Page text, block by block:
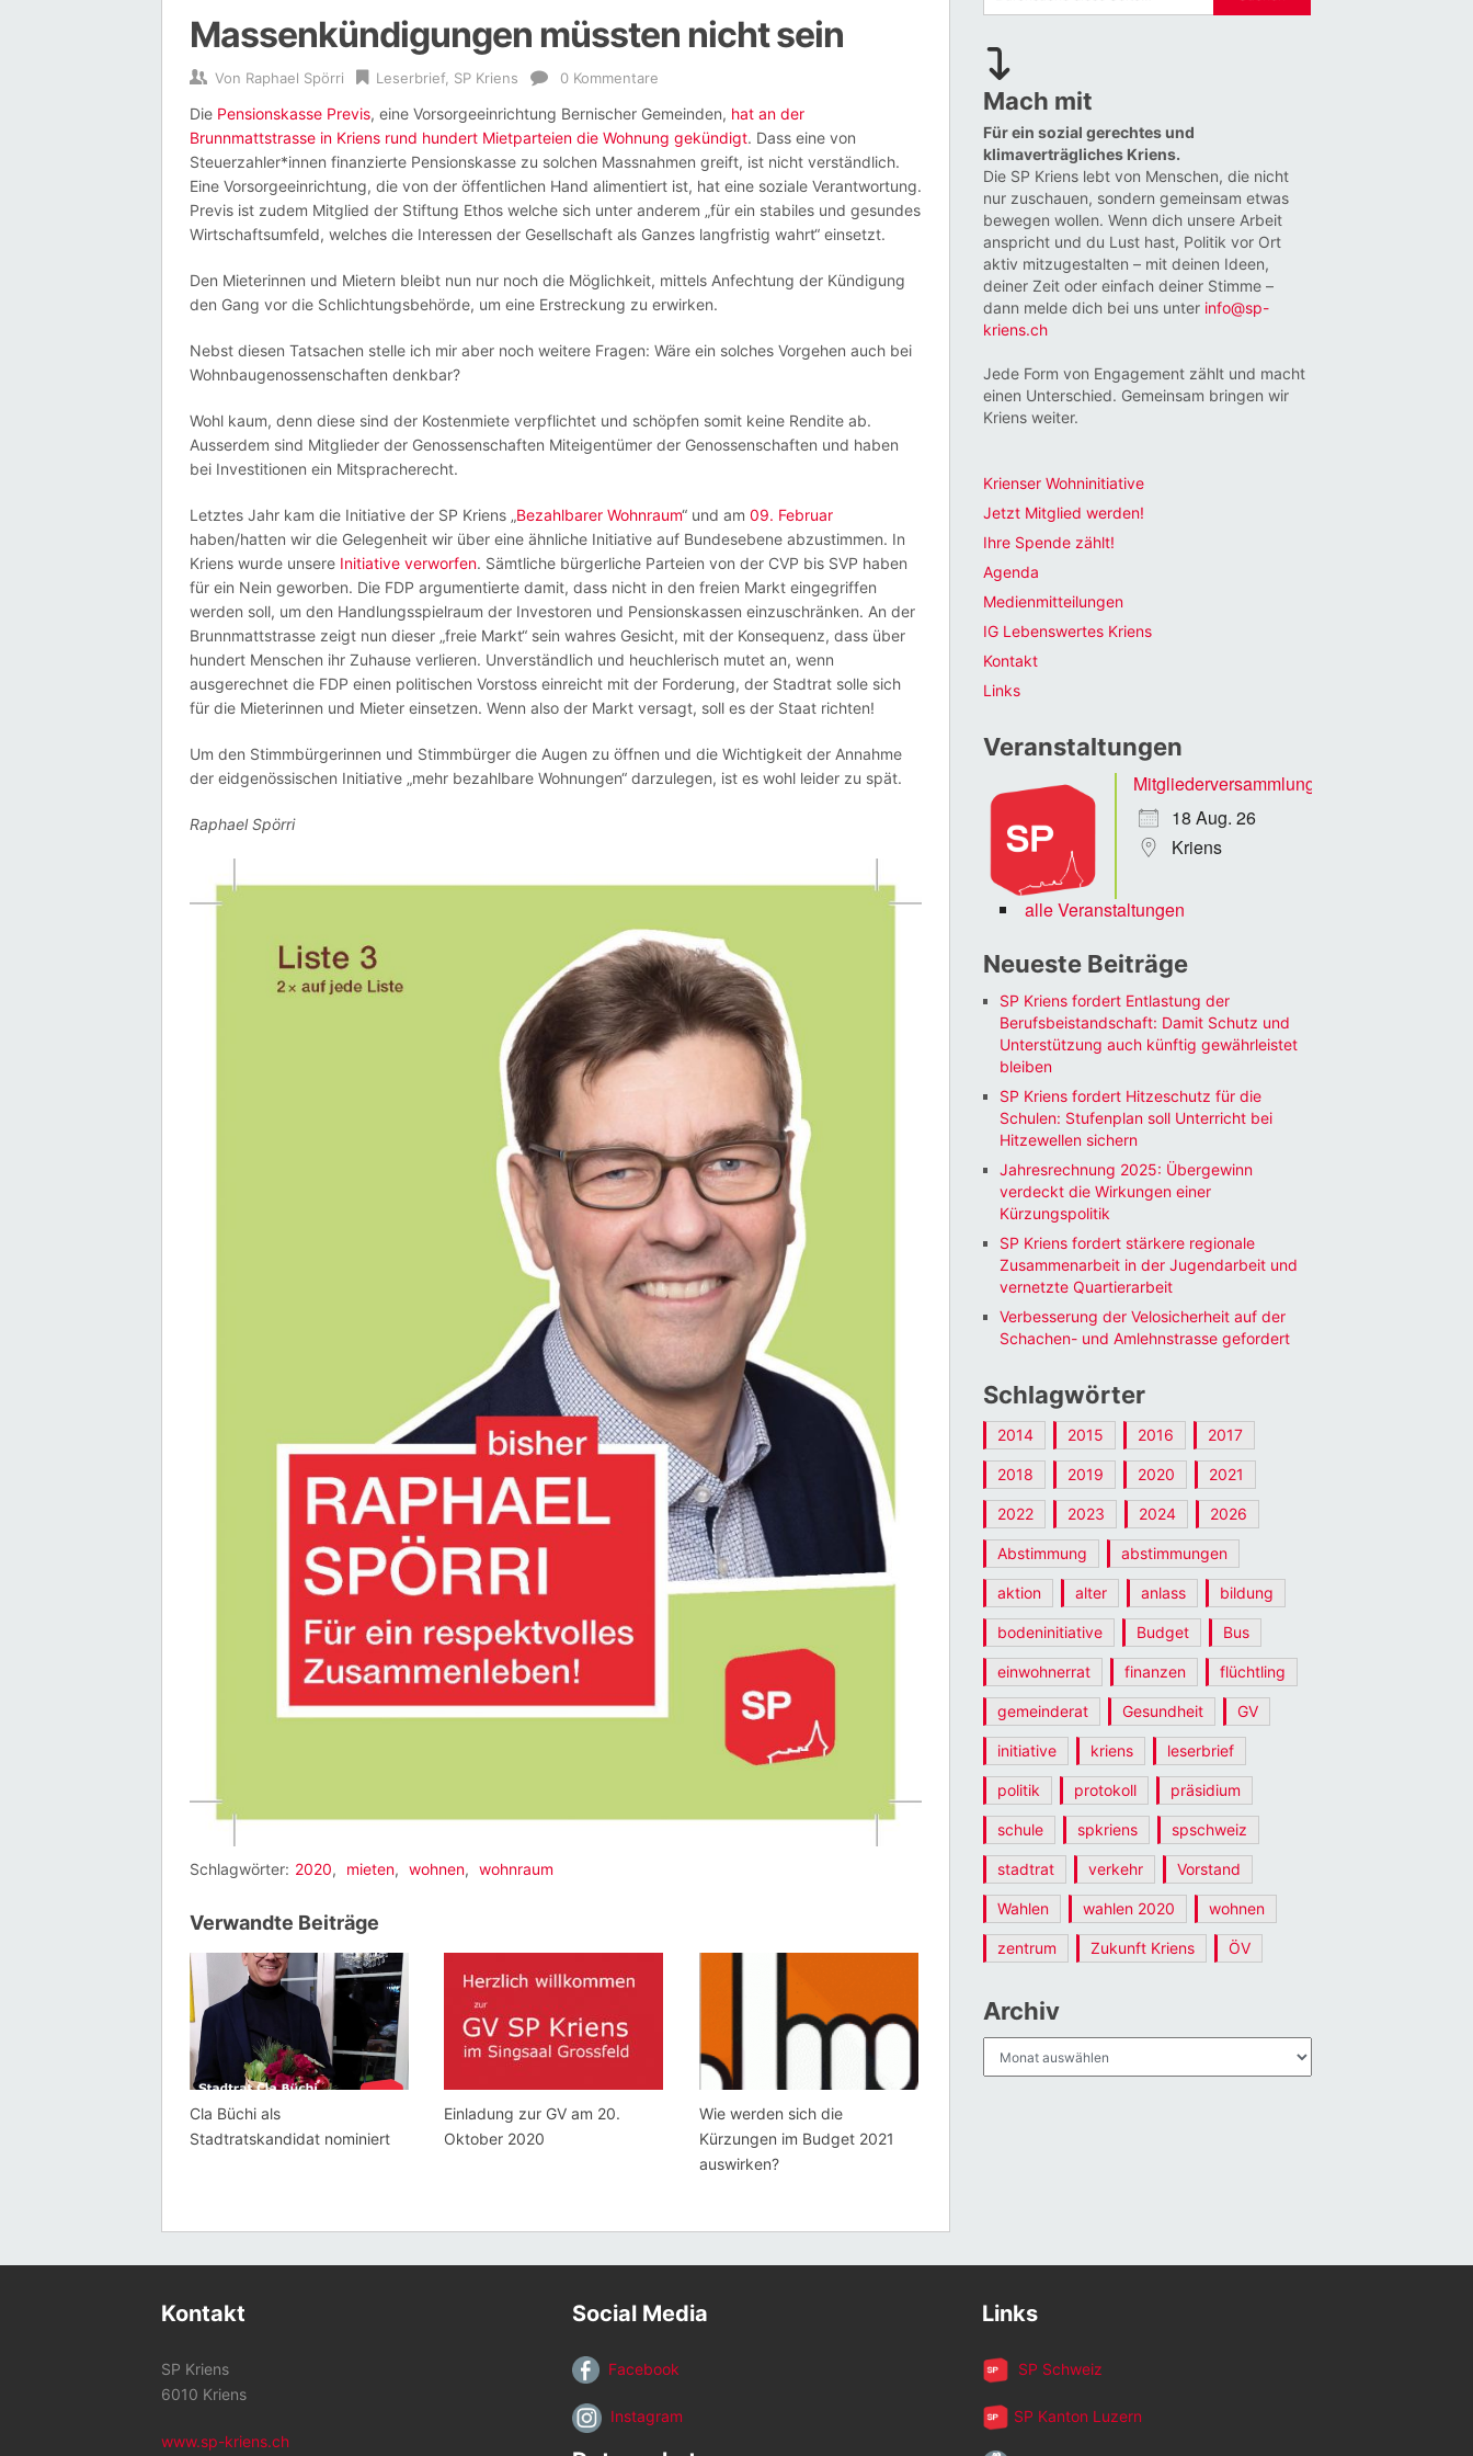
Massenkündigungen müssten nicht sein
Von Raphael Spörri Leserbrief, SP Kriens 0 Kommentare
Die Pensionskasse Previs, eine Vorsorgeeinrichtung Bernischer Gemeinden, hat an der
Brunnmattstrasse in Kriens rund hundert Mietparteien die Wohnung gekündigt. Dass eine von
Steuerzahler*innen finanzierte Pensionskasse zu solchen Massnahmen greift, ist nicht verständlich.
Eine Vorsorgeeinrichtung, die von der öffentlichen Hand alimentiert ist, hat eine soziale Verantwortung.
Previs ist zudem Mitglied der Stiftung Ethos welche sich unter anderem „für ein stabiles und gesundes
Wirtschaftsumfeld, welches die Interessen der Gesellschaft als Ganzes langfristig wahrt“ einsetzt.
Den Mieterinnen und Mietern bleibt nun nur noch die Möglichkeit, mittels Anfechtung der Kündigung
den Gang vor die Schlichtungsbehörde, um eine Erstreckung zu erwirken.
Nebst diesen Tatsachen stelle ich mir aber noch weitere Fragen: Wäre ein solches Vorgehen auch bei
Wohnbaugenossenschaften denkbar?
Wohl kaum, denn diese sind der Kostenmiete verpflichtet und schöpfen somit keine Rendite ab.
Ausserdem sind Mitglieder der Genossenschaften Miteigentümer der Genossenschaften und haben
bei Investitionen ein Mitspracherecht.
Letztes Jahr kam die Initiative der SP Kriens „Bezahlbarer Wohnraum“ und am 09. Februar
haben/hatten wir die Gelegenheit wir über eine ähnliche Initiative auf Bundesebene abzustimmen. In
Kriens wurde unsere Initiative verworfen. Sämtliche bürgerliche Parteien von der CVP bis SVP haben
für ein Nein geworben. Die FDP argumentierte damit, dass nicht in den freien Markt eingegriffen
werden soll, um den Handlungsspielraum der Investoren und Pensionskassen einzuschränken. An der
Brunnmattstrasse zeigt nun dieser „freie Markt“ sein wahres Gesicht, mit der Konsequenz, dass über
hundert Menschen ihr Zuhause verlieren. Unverständlich und heuchlerisch mutet an, wenn
ausgerechnet die FDP einen politischen Vorstoss einreicht mit der Forderung, der Stadtrat solle sich
für die Mieterinnen und Mieter einsetzen. Wenn also der Markt versagt, soll es der Staat richten!
Um den Stimmbürgerinnen und Stimmbürger die Augen zu öffnen und die Wichtigkeit der Annahme
der eidgenössischen Initiative „mehr bezahlbare Wohnungen“ darzulegen, ist es wohl leider zu spät.
Raphael Spörri
Schlagwörter: 2020, mieten, wohnen, wohnraum
Verwandte Beiträge
Cla Büchi als
Stadtratskandidat nominiert
Einladung zur GV am 20.
Oktober 2020
Wie werden sich die
Kürzungen im Budget 2021
auswirken?
Mach mit
Für ein sozial gerechtes und
klimaverträgliches Kriens.
Die SP Kriens lebt von Menschen, die nicht
nur zuschauen, sondern gemeinsam etwas
bewegen wollen. Wenn dich unsere Arbeit
anspricht und du Lust hast, Politik vor Ort
aktiv mitzugestalten – mit deinen Ideen,
deiner Zeit oder einfach deiner Stimme –
dann melde dich bei uns unter info@sp-
kriens.ch
Jede Form von Engagement zählt und macht
einen Unterschied. Gemeinsam bringen wir
Kriens weiter.
Krienser Wohninitiative
Jetzt Mitglied werden!
Ihre Spende zählt!
Agenda
Medienmitteilungen
IG Lebenswertes Kriens
Kontakt
Links
Veranstaltungen
Mitgliederversammlung
18 Aug. 26
Kriens
alle Veranstaltungen
Neueste Beiträge
SP Kriens fordert Entlastung der
Berufsbeistandschaft: Damit Schutz und
Unterstützung auch künftig gewährleistet
bleiben
SP Kriens fordert Hitzeschutz für die
Schulen: Stufenplan soll Unterricht bei
Hitzewellen sichern
Jahresrechnung 2025: Übergewinn
verdeckt die Wirkungen einer
Kürzungspolitik
SP Kriens fordert stärkere regionale
Zusammenarbeit in der Jugendarbeit und
vernetzte Quartierarbeit
Verbesserung der Velosicherheit auf der
Schachen- und Amlehnstrasse gefordert
Schlagwörter
2014 2015 2016 2017
2018 2019 2020 2021
2022 2023 2024 2026
Abstimmung abstimmungen
aktion alter anlass bildung
bodeninitiative Budget Bus
einwohnerrat finanzen flüchtling
gemeinderat Gesundheit GV
initiative kriens leserbrief
politik protokoll präsidium
schule spkriens spschweiz
stadtrat verkehr Vorstand
Wahlen wahlen 2020 wohnen
zentrum Zukunft Kriens ÖV
Archiv
Kontakt
SP Kriens
6010 Kriens
www.sp-kriens.ch
Social Media
Facebook
Instagram
Links
SP Schweiz
SP Kanton Luzern